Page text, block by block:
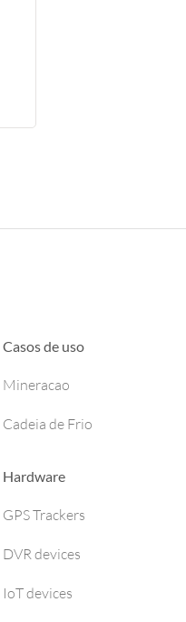
Casos de uso
Mineracao
Cadeia de Frio
Hardware
GPS Trackers
DVR devices
IoT devices